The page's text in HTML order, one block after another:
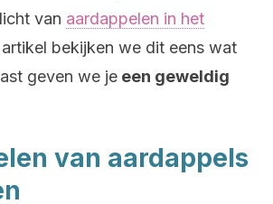
van aardappelen in het
bekijken we dit eens wat
geven we je een geweldig
van aardappels